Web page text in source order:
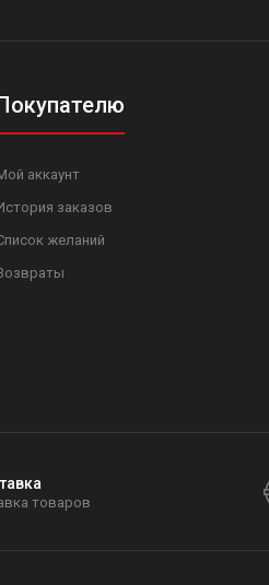
аккаунт
заказов
желаний
товаров